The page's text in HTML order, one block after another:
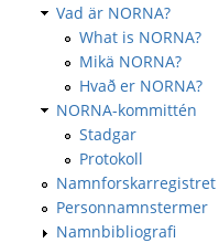
Vad är NORNA?
What is NORNA?
Mikä NORNA?
Hvað er NORNA?
NORNA-kommittén
Stadgar
Protokoll
Namnforskarregistret
Personnamnstermer
Namnbibliografi